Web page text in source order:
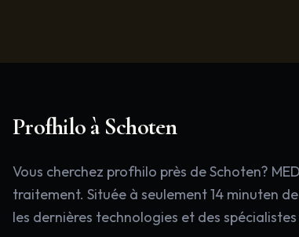
ProfhiloàSchoten
Vous cherchez profhilo près de Schoten?
traitement. Située à seulement 14 minuten
les dernières technologies et des